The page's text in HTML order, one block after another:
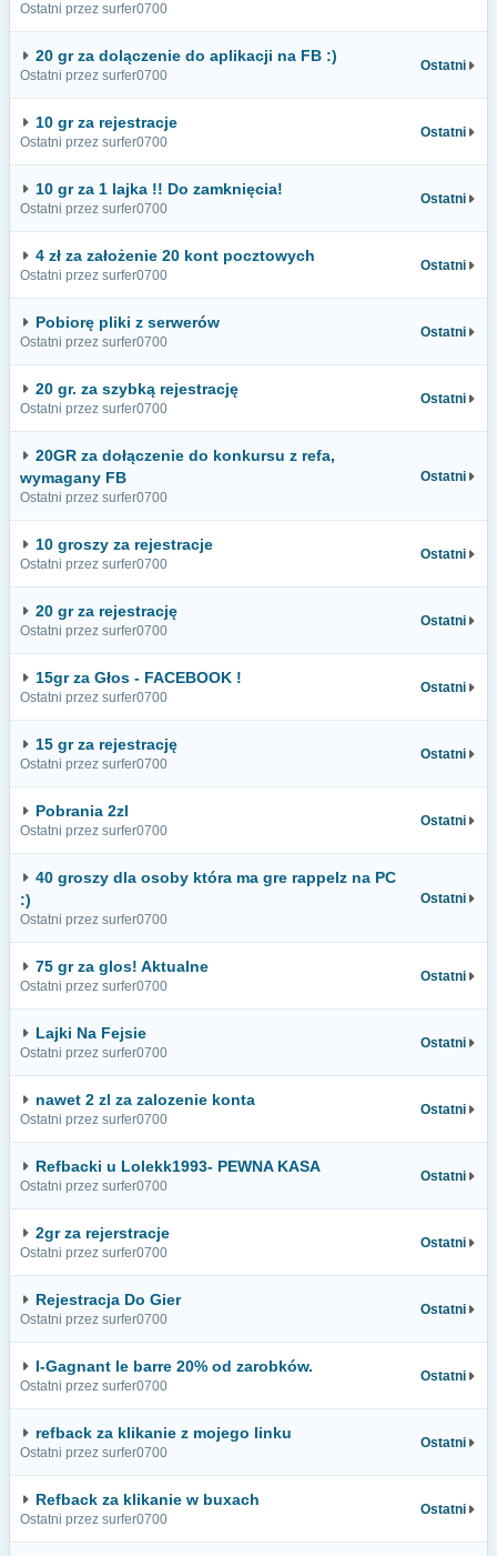
Ostatni przez surfer0700
20 gr za dolączenie do aplikacji na FB :)
Ostatni przez surfer0700
Ostatni
10 gr za rejestracje
Ostatni przez surfer0700
Ostatni
10 gr za 1 lajka !! Do zamknięcia!
Ostatni przez surfer0700
Ostatni
4 zł za założenie 20 kont pocztowych
Ostatni przez surfer0700
Ostatni
Pobiorę pliki z serwerów
Ostatni przez surfer0700
Ostatni
20 gr. za szybką rejestrację
Ostatni przez surfer0700
Ostatni
20GR za dołączenie do konkursu z refa,
wymagany FB
Ostatni przez surfer0700
Ostatni
10 groszy za rejestracje
Ostatni przez surfer0700
Ostatni
20 gr za rejestrację
Ostatni przez surfer0700
Ostatni
15gr za Głos - FACEBOOK !
Ostatni przez surfer0700
Ostatni
15 gr za rejestrację
Ostatni przez surfer0700
Ostatni
Pobrania 2zl
Ostatni przez surfer0700
Ostatni
40 groszy dla osoby która ma gre rappelz na PC
:)
Ostatni przez surfer0700
Ostatni
75 gr za glos! Aktualne
Ostatni przez surfer0700
Ostatni
Lajki Na Fejsie
Ostatni przez surfer0700
Ostatni
nawet 2 zl za zalozenie konta
Ostatni przez surfer0700
Ostatni
Refbacki u Lolekk1993- PEWNA KASA
Ostatni przez surfer0700
Ostatni
2gr za rejerstracje
Ostatni przez surfer0700
Ostatni
Rejestracja Do Gier
Ostatni przez surfer0700
Ostatni
I-Gagnant le barre 20% od zarobków.
Ostatni przez surfer0700
Ostatni
refback za klikanie z mojego linku
Ostatni przez surfer0700
Ostatni
Refback za klikanie w buxach
Ostatni przez surfer0700
Ostatni